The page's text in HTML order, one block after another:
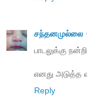
சந்தனமுல்லை
பாடலுக்கு
எனது அடுத்த
Reply